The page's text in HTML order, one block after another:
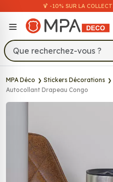
🍹 -10% SUR LA
MPA Déco Stickers Décorations
Autocollant Drapeau Congo